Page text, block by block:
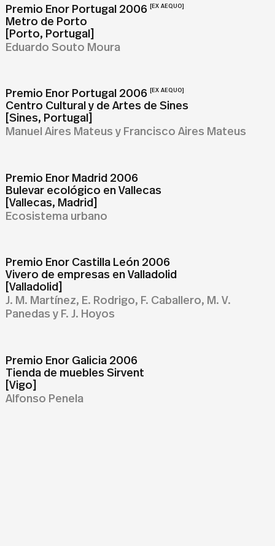
Premio Enor Portugal 2006 [EX AEQUO]
Metro de Porto
[Porto, Portugal]
Eduardo Souto Moura
Premio Enor Portugal 2006 [EX AEQUO]
Centro Cultural y de Artes de Sines
[Sines, Portugal]
Manuel Aires Mateus y Francisco Aires Mateus
Premio Enor Madrid 2006
Bulevar ecológico en Vallecas
[Vallecas, Madrid]
Ecosistema urbano
Premio Enor Castilla León 2006
Vivero de empresas en Valladolid
[Valladolid]
J. M. Martínez, E. Rodrigo, F. Caballero, M. V.
Panedas y F. J. Hoyos
Premio Enor Galicia 2006
Tienda de muebles Sirvent
[Vigo]
Alfonso Penela